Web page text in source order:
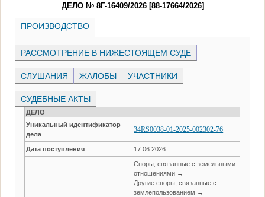
ДЕЛО № 8Г-16409/2026 [88-17664/2026]
ПРОИЗВОДСТВО
РАССМОТРЕНИЕ В НИЖЕСТОЯЩЕМ СУДЕ
СЛУШАНИЯ ЖАЛОБЫ УЧАСТНИКИ
СУДЕБНЫЕ АКТЫ
ДЕЛО
Уникальный идентификатор
дела
34RS0038-01-2025-002302-76
Дата поступления 17.06.2026
Споры, связанные с земельными
отношениями →
Другие споры, связанные с
землепользованием →